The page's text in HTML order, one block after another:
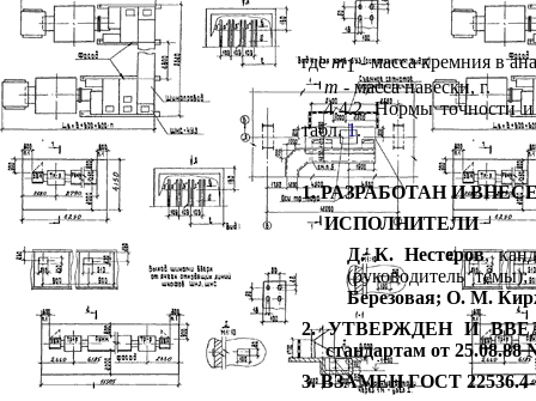
гдеm1- масса кремния в
m- масса навески, г.
4.4.2. Нормы точности и
табл.1.
1. РАЗРАБОТАН И
ИСПОЛНИТЕЛИ
Д. К. Нестеров,
(руководитель
Березовая; О. М.
2. УТВЕРЖДЕН И
стандартам от 25.08.88
3. ВЗАМЕН ГОСТ 22536.4-